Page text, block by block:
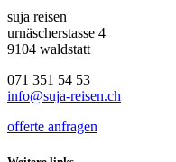
suja reisen
urnäscherstasse 4
9104 waldstatt
071 351 54 53
info@suja-reisen.ch
offerte anfragen